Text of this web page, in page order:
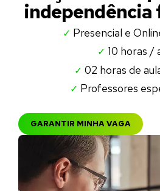
independência
✓ Presencial e
✓ 10 horas /
✓ 02 horas de
✓ Professores
GARANTIR MINHA VAGA